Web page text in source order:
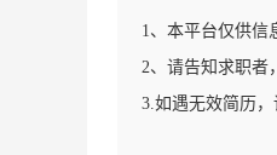
1、本平台仅供信
2、请告知求职者
3.如遇无效简历